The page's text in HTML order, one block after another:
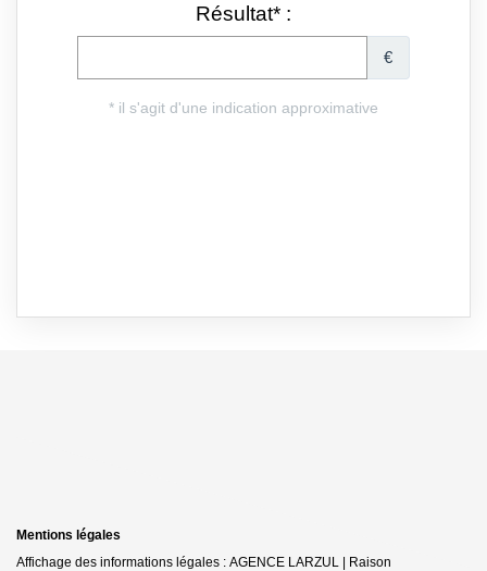
Mentions légales
Affichage des informations légales : AGENCE LARZUL | Raison